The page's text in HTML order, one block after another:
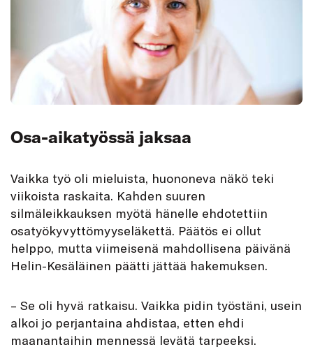
Osa-aikatyössä jaksaa
Vaikka työ oli mieluista, huononeva näkö teki
viikoista raskaita. Kahden suuren
silmäleikkauksen myötä hänelle ehdotettiin
osatyökyvyttömyyseläkettä. Päätös ei ollut
helppo, mutta viimeisenä mahdollisena päivänä
Helin-Kesäläinen päätti jättää hakemuksen.
– Se oli hyvä ratkaisu. Vaikka pidin työstäni, usein
alkoi jo perjantaina ahdistaa, etten ehdi
maanantaihin mennessä levätä tarpeeksi.